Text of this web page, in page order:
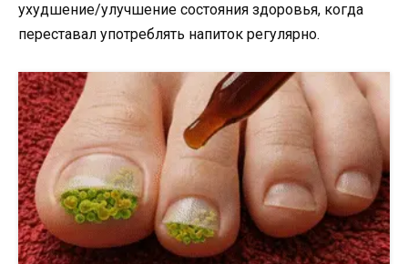
ухудшение/улучшение состояния здоровья, когда
переставал употреблять напиток регулярно.